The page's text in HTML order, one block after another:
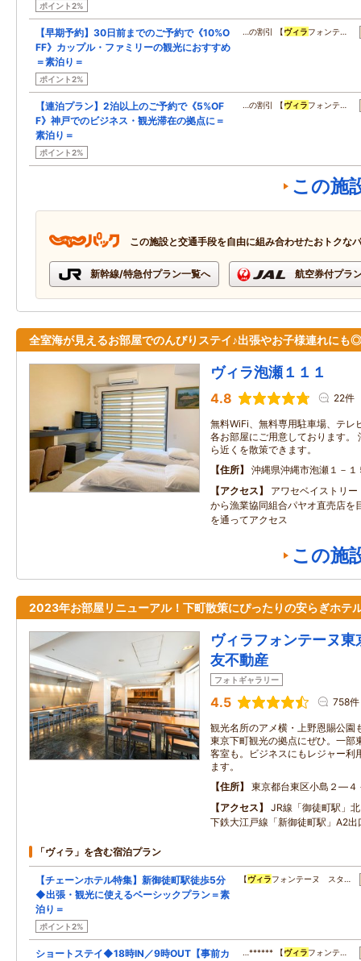
ポイント2%
【早期予約】30日前までのご予約で《10%O
FF》カップル・ファミリーの観光におすすめ
＝素泊り＝
ポイント2%
…の割引 【ヴィラフォンテ…
【連泊プラン】2泊以上のご予約で《5%OF
F》神戸でのビジネス・観光滞在の拠点に＝
素泊り＝
ポイント2%
…の割引 【ヴィラフォンテ…
この施
この施設と交通手段を自由に組み合わせたおトクな
新幹線/特急付プラン一覧へ 航空券付プラ
全室海が見えるお部屋でのんびりステイ♪出張やお子様連れにも◎
ヴィラ泡瀬１１１
4.8 22件
無料WiFi、無料専用駐車場、テレ
各お部屋にご用意しております。
ら近くを散策できます。
住所
沖縄県沖縄市泡瀬１－１
アクセス
アワセベイストリ
から漁業協同組合パヤオ直売店を
を通ってアクセス
この施
2023年お部屋リニューアル！下町散策にぴったりの安らぎホテ
ヴィラフォンテーヌ
友不動産
フォトギャラリー
4.5 758件
観光名所のアメ横・上野恩賜公園
東京下町観光の拠点にぜひ。一部
客室も。ビジネスにもレジャー利
ます。
住所
東京都台東区小島２―４
アクセス
JR線「御徒町駅」
下鉄大江戸線「新御徒町駅」A2
「ヴィラ」を含む宿泊プラン
【チェーンホテル特集】新御徒町駅徒歩5分
◆出張・観光に使えるベーシックプラン＝素
泊り＝
ポイント2%
【ヴィラフォンテーヌ スタ…
ショートステイ◆18時IN／9時OUT【事前カ
…****** 【ヴィラフォンテ…